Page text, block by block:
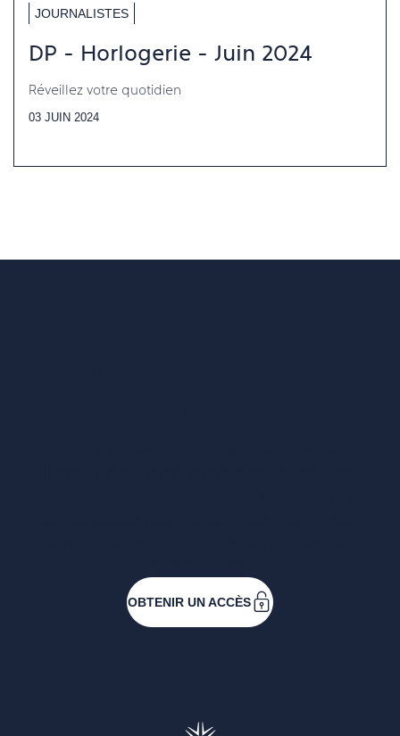
JOURNALISTES
DP - Horlogerie - Juin 2024
Réveillez votre quotidien
03 JUIN 2024
OBTENIR UN ACCÈS